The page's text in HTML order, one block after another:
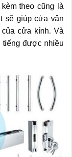
theo cũng là
sẽ giúp cửa vận
cửa kính. Và
tiếng được nhiều